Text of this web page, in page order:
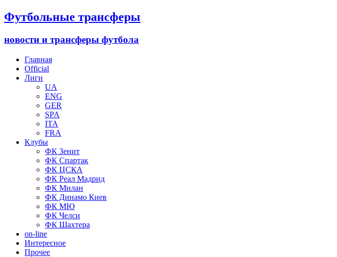
Футбольные трансферы
новости и трансферы футбола
Главная
Official
Лиги
UA
ENG
GER
SPA
ITA
FRA
Клубы
ФК Зенит
ФК Спартак
ФК ЦСКА
ФК Реал Мадрид
ФК Милан
ФК Динамо Киев
ФК МЮ
ФК Челси
ФК Шахтера
on-line
Интересное
Прочее